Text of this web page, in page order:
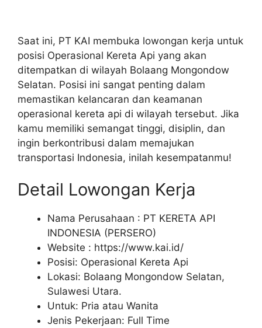
Saat ini, PT KAI membuka lowongan kerja untuk
posisi Operasional Kereta Api yang akan
ditempatkan di wilayah Bolaang Mongondow
Selatan. Posisi ini sangat penting dalam
memastikan kelancaran dan keamanan
operasional kereta api di wilayah tersebut. Jika
kamu memiliki semangat tinggi, disiplin, dan
ingin berkontribusi dalam memajukan
transportasi Indonesia, inilah kesempatanmu!
Detail Lowongan Kerja
Nama Perusahaan : PT KERETA API
INDONESIA (PERSERO)
Website : https://www.kai.id/
Posisi: Operasional Kereta Api
Lokasi: Bolaang Mongondow Selatan,
Sulawesi Utara.
Untuk: Pria atau Wanita
Jenis Pekerjaan: Full Time